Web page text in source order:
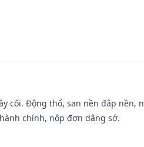
cối. Động thổ, san nền đắp nền,
chính, nộp đơn dâng sớ.